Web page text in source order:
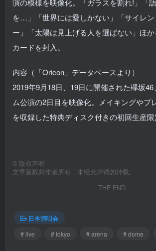
演の模様を映像化。「ガラスを割れ!」「
を…」「世界には愛しかない」「サイレン
ー」「太陽は見上げる人を選ばない」ほ
カードを封入。
内容（「Oricon」データベースより）
2019年9月18日、19日に開催された欅坂
ム公演の2日目を映像化。メイキングやプ
を収録した特典ディスク付きの初回生産限
© 版权声明
文章版权归作者所有，未经允许请勿转载。
THE END
日本演唱会
# live
# tokyo # arena # dome